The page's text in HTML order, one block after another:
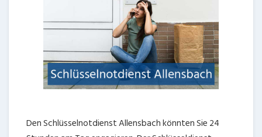
Den Schlüsselnotdienst Allensbach könnten Sie 24